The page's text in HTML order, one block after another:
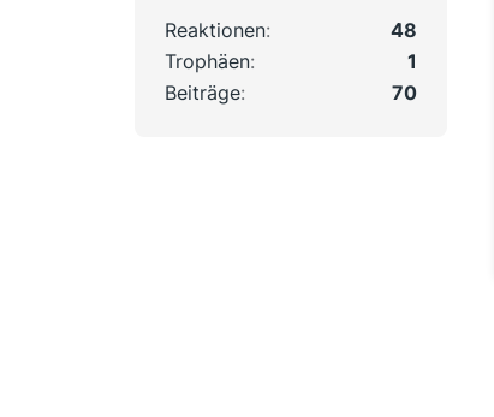
Reaktionen
48
Trophäen
1
Beiträge
70